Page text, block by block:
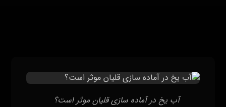
آب یخ در آماده سازی قلیان موثر است؟